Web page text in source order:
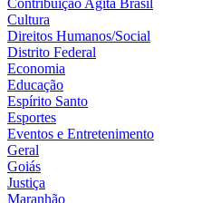
Contribuição Agita Brasil
Cultura
Direitos Humanos/Social
Distrito Federal
Economia
Educação
Espírito Santo
Esportes
Eventos e Entretenimento
Geral
Goiás
Justiça
Maranhão